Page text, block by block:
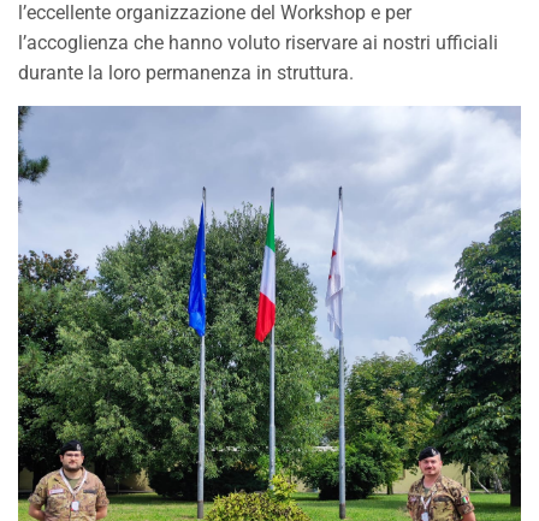
l’eccellente organizzazione del Workshop e per
l’accoglienza che hanno voluto riservare ai nostri ufficiali
durante la loro permanenza in struttura.